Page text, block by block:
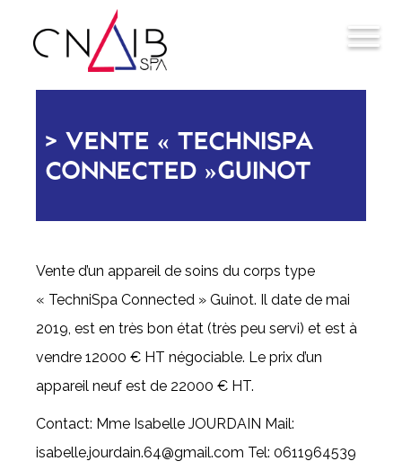
VENTE « TECHNISPA
CONNECTED »GUINOT
Vente d’un appareil de soins du corps type
« TechniSpa Connected » Guinot. Il date de mai
2019, est en très bon état (très peu servi) et est à
vendre 12000 € HT négociable. Le prix d’un
appareil neuf est de 22000 € HT.
Contact: Mme Isabelle JOURDAIN Mail:
isabelle.jourdain.64@gmail.com Tel: 0611964539